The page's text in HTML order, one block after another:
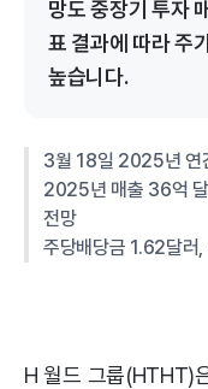
망도 중장기 투자
표 결과에 따라 주
높습니다.
3월 18일 2025년 연
2025년 매출 36억
전망
주당배당금 1.62달러
H 월드 그룹(HTHT)